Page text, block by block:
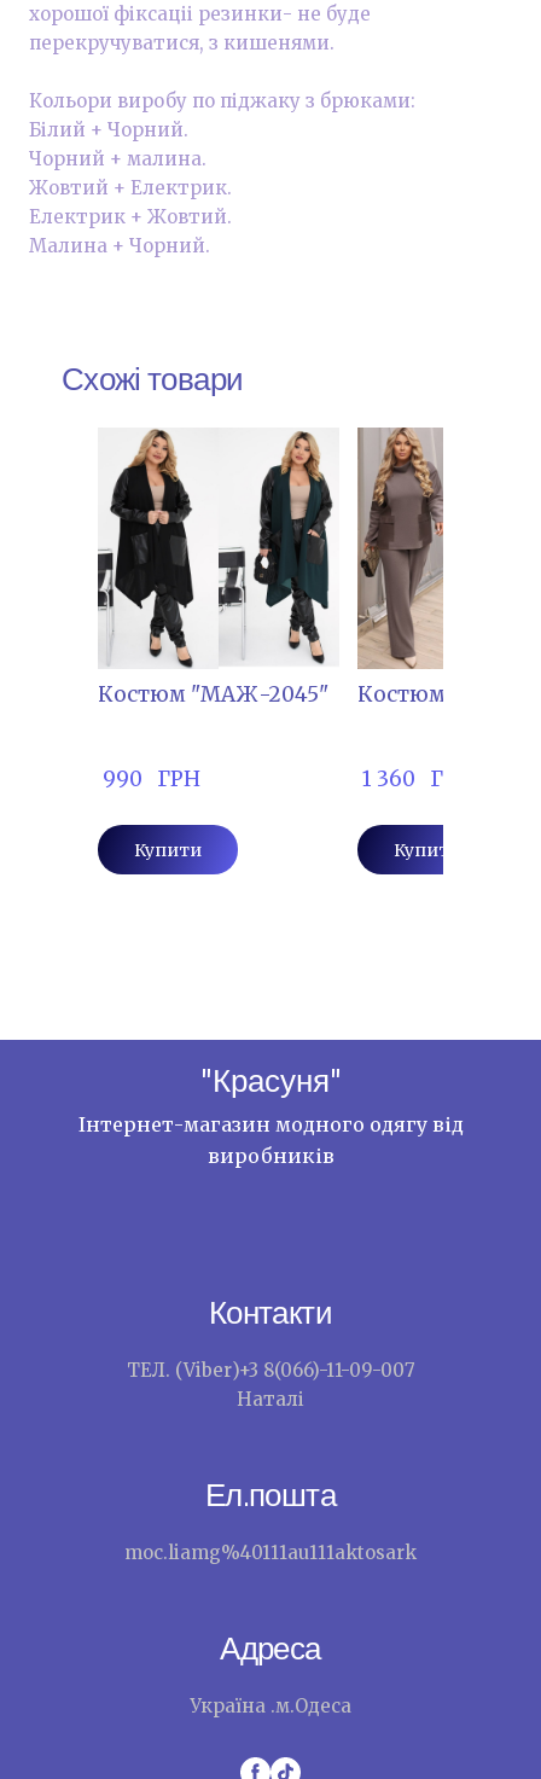
хорошої фіксаціі резинки- не буде
перекручуватися, з кишенями.
Кольори виробу по піджаку з брюками:
Білий + Чорний.
Чорний + малина.
Жовтий + Електрик.
Електрик + Жовтий.
Малина + Чорний.
Схожі товари
Костюм "МАЖ-2045"
990   ГРН
Купити
Костюм "ЛЕТ-
1 360   ГРН
Купити
"Красуня"
Інтернет-магазин модного одягу від
виробників
Контакти
ТЕЛ. (Viber)+3 8(066)-11-09-007
Наталі
Ел.пошта
moc.liamg%40111au111aktosark
Адреса
Україна .м.Одеса